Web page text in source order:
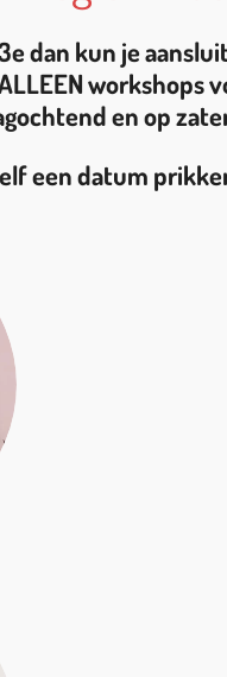
dan kun je
workshops
en op
een datum